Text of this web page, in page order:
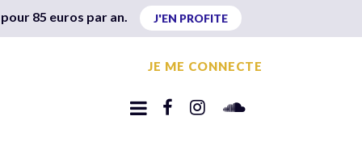
85 euros par an. J'EN PROFITE
JE ME CONNECTE